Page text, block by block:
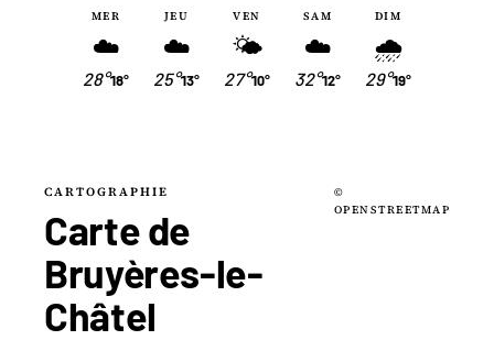
MER
☁️
28°18°
JEU
☁️
25°13°
VEN
🌤
27°10°
SAM
☁️
32°12°
DIM
🌧
29°19°
CARTOGRAPHIE
Carte de
Bruyères-le-
Châtel
©
OPENSTREETMAP